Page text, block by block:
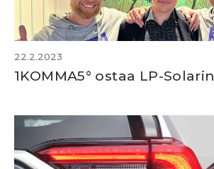
22.2.2023
1KOMMA5° ostaa LP-Solarin